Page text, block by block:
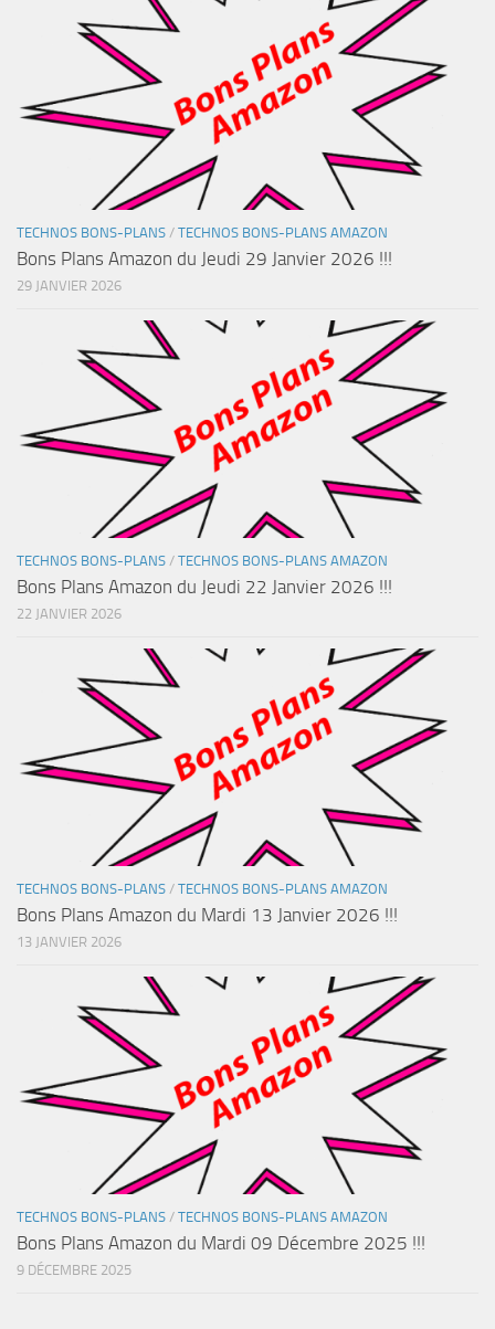
TECHNOS BONS-PLANS / TECHNOS BONS-PLANS AMAZON
Bons Plans Amazon du Jeudi 29 Janvier 2026 !!!
29 JANVIER 2026
TECHNOS BONS-PLANS / TECHNOS BONS-PLANS AMAZON
Bons Plans Amazon du Jeudi 22 Janvier 2026 !!!
22 JANVIER 2026
TECHNOS BONS-PLANS / TECHNOS BONS-PLANS AMAZON
Bons Plans Amazon du Mardi 13 Janvier 2026 !!!
13 JANVIER 2026
TECHNOS BONS-PLANS / TECHNOS BONS-PLANS AMAZON
Bons Plans Amazon du Mardi 09 Décembre 2025 !!!
9 DÉCEMBRE 2025